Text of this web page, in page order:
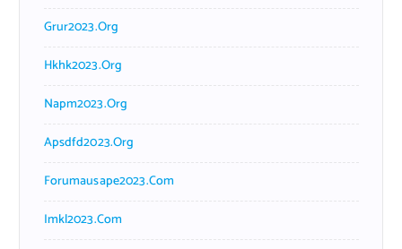
Grur2023.org
Hkhk2023.org
Napm2023.org
Apsdfd2023.org
Forumausape2023.com
Imkl2023.com